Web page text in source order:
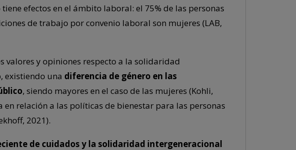
efectos en el ámbito laboral: el 75% de las personas
de trabajo por convenio laboral son mujeres (LAB,
valores y opiniones respecto a la solidaridad
existiendo una diferencia de género en las
, siendo mayores en el caso de las mujeres (Kohli,
en relación a las políticas de bienestar para las personas
2021).
de cuidados y la solidaridad intergeneracional